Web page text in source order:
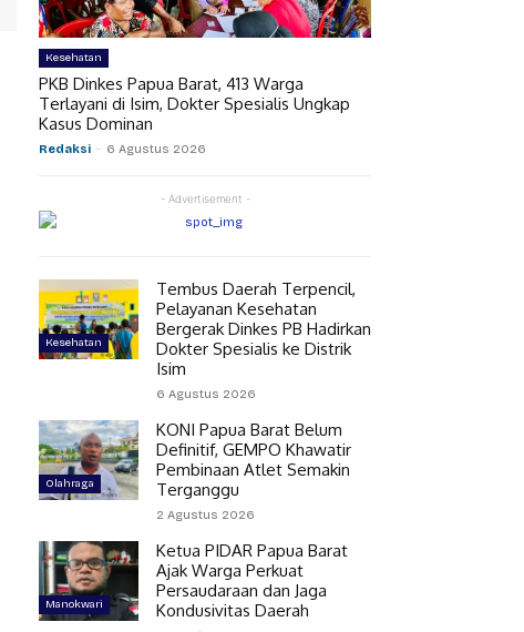
Kesehatan
PKB Dinkes Papua Barat, 413 Warga
Terlayani di Isim, Dokter Spesialis Ungkap
Kasus Dominan
Redaksi - 6 Agustus 2026
- Advertisement -
Kesehatan
Tembus Daerah Terpencil,
Pelayanan Kesehatan
Bergerak Dinkes PB Hadirkan
Dokter Spesialis ke Distrik
Isim
6 Agustus 2026
Olahraga
KONI Papua Barat Belum
Definitif, GEMPO Khawatir
Pembinaan Atlet Semakin
Terganggu
2 Agustus 2026
Manokwari
Ketua PIDAR Papua Barat
Ajak Warga Perkuat
Persaudaraan dan Jaga
Kondusivitas Daerah